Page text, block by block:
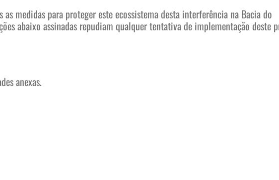
medidas para proteger este ecossistema desta interferência na Bacia do
abaixo assinadas repudiam qualquer tentativa de implementação deste
anexas.